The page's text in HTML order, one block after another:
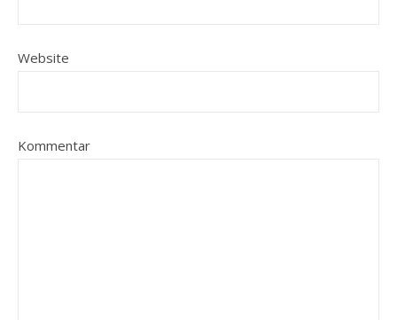
Website
Kommentar